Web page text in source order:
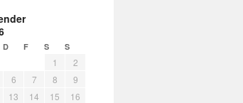
D F S S
1
2
6 7 8
9
13 14 15
16